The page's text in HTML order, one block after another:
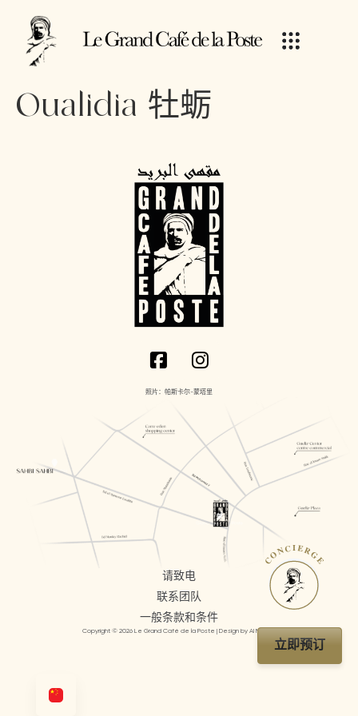
Oualidia 牡蛎
请致电
联系团队
一般条款和条件
照片：帕斯卡尔-蒙塔里
Copyright © 2026 Le Grand Café de la Poste | Design by AI Mosaic
立即预订
CONCIERGE